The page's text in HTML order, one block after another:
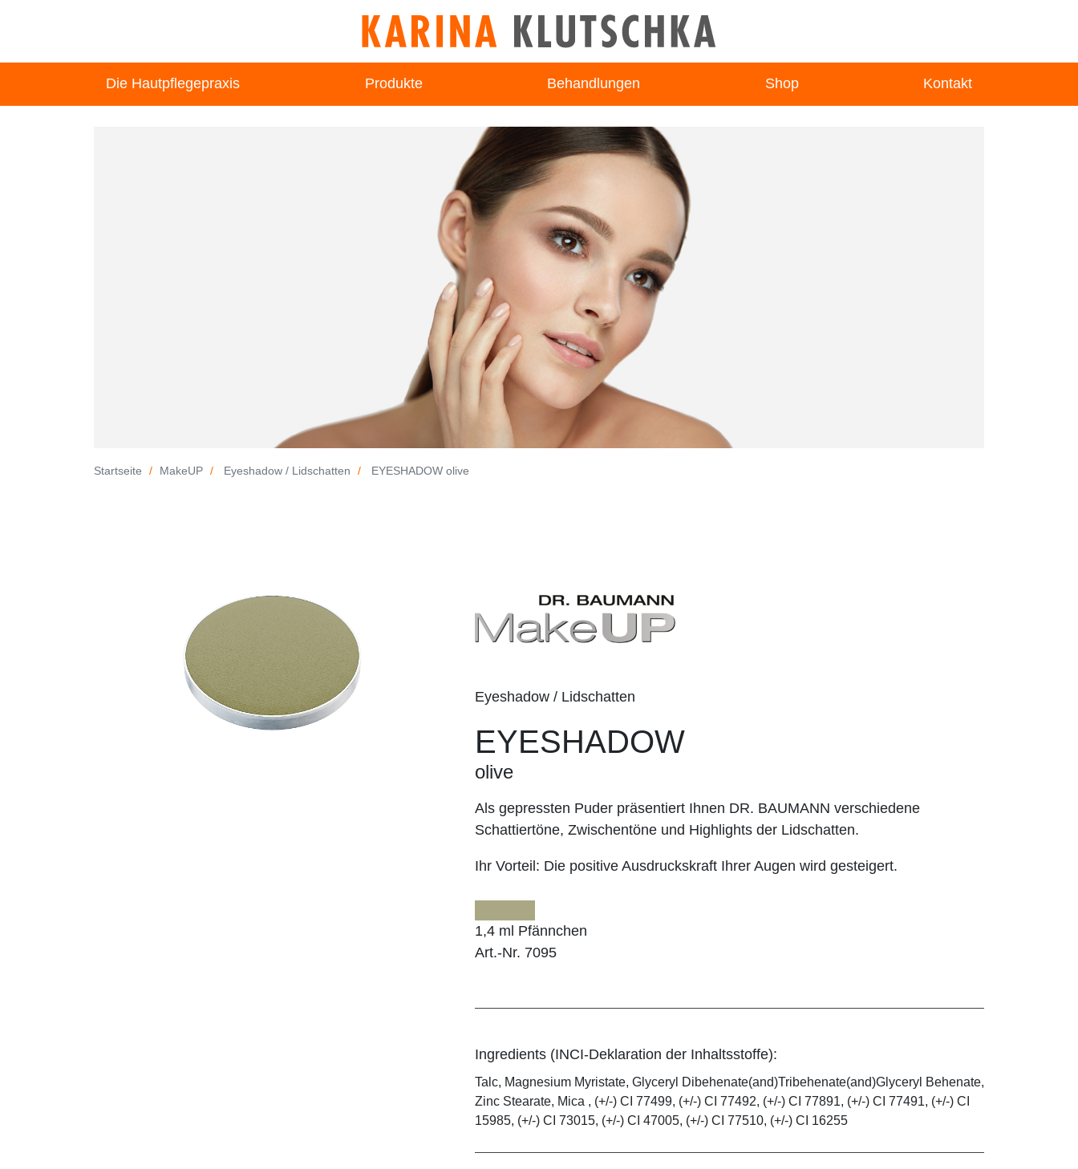
Die Hautpflegepraxis Produkte Behandlungen Shop Kontakt
Startseite MakeUP Eyeshadow / Lidschatten EYESHADOW olive
Eyeshadow / Lidschatten
EYESHADOW
olive
Als gepressten Puder präsentiert Ihnen DR. BAUMANN verschiedene
Schattiertöne, Zwischentöne und Highlights der Lidschatten.
Ihr Vorteil: Die positive Ausdruckskraft Ihrer Augen wird gesteigert.
1,4 ml Pfännchen
Art.-Nr. 7095
Ingredients (INCI-Deklaration der Inhaltsstoffe):
Talc, Magnesium Myristate, Glyceryl Dibehenate(and)Tribehenate(and)Glyceryl Behenate,
Zinc Stearate, Mica , (+/-) CI 77499, (+/-) CI 77492, (+/-) CI 77891, (+/-) CI 77491, (+/-) CI
15985, (+/-) CI 73015, (+/-) CI 47005, (+/-) CI 77510, (+/-) CI 16255